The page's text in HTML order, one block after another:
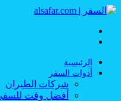
الرئيسية
أدوات السفر
شركات الطيران
أفضل وقت للسفر